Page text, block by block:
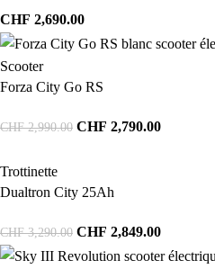
CHF 2,690.00
Scooter
Forza City Go RS
CHF2,990.00 CHF 2,790.00
Trottinette
Dualtron City 25Ah
CHF3,290.00 CHF 2,849.00